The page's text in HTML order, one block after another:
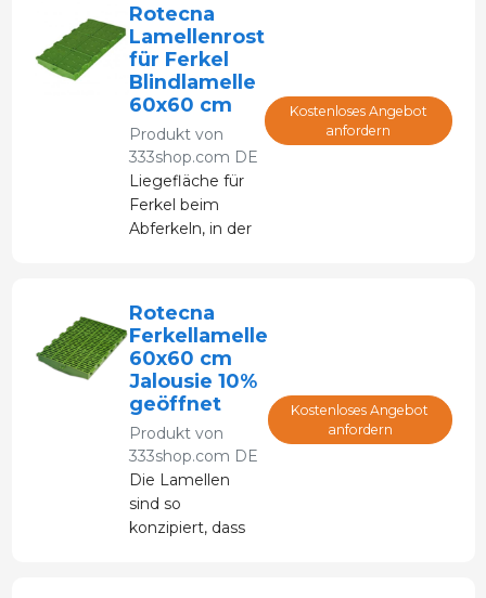
Absetzen bis zur
Mast.
Rotecna
Lamellenrost
für Ferkel
Blindlamelle
60x60 cm
Produkt von
333shop.com DE
Liegefläche für
Ferkel beim
Abferkeln, in der
Mast.
Kostenloses Angebot
anfordern
Rotecna
Ferkellamelle
60x60 cm
Jalousie 10%
geöffnet
Produkt von
333shop.com DE
Die Lamellen
sind so
konzipiert, dass
Kostenloses Angebot
anfordern